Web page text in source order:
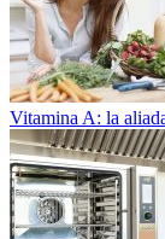
Vitamina A: la